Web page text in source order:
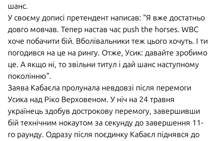
шанс.
У своєму дописі претендент написав: "Я вже достатньо
довго мовчав. Тепер настав час push the horses. WBC
хоче побачити бій. Вболівальники теж цього хочуть. І ти
погодився на це на рингу. Отже, Усик: давайте зробимо
це. А якщо ні, то звільни титул і дай шанс наступному
поколінню".
Заява Кабаєла пролунала невдовзі після перемоги
Усика над Ріко Верховеном. У ніч на 24 травня
українець здобув дострокову перемогу, завершивши
бій технічним нокаутом за секунду до завершення 11-
го раунду. Одразу після поєдинку Кабаєл піднявся до